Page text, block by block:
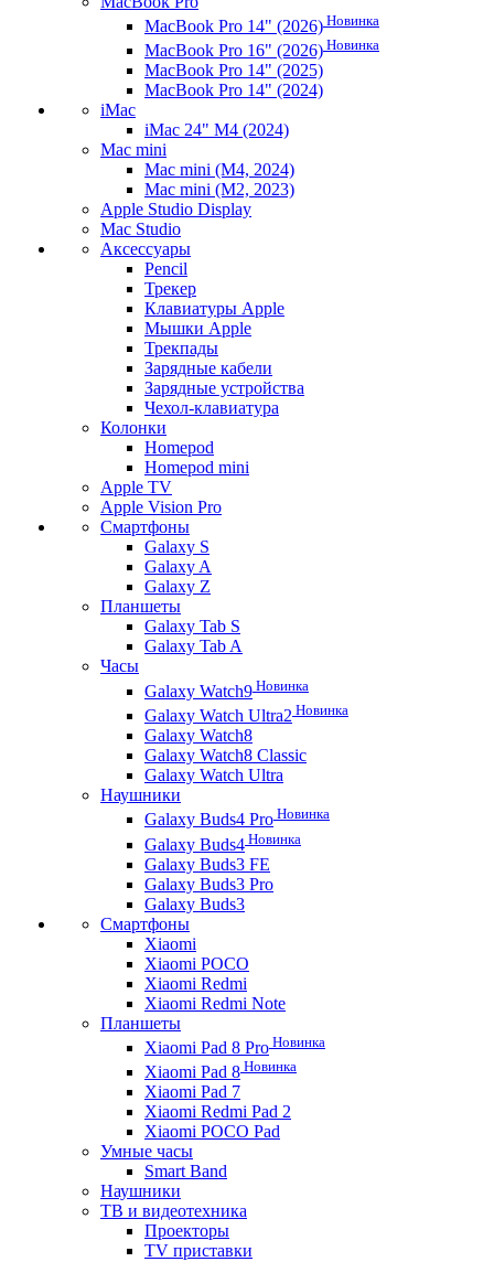
MacBook Pro 14" (2026) Новинка
MacBook Pro 16" (2026) Новинка
MacBook Pro 14" (2025)
MacBook Pro 14" (2024)
iMac
iMac 24" M4 (2024)
Mac mini
Mac mini (M4, 2024)
Mac mini (M2, 2023)
Apple Studio Display
Mac Studio
Аксессуары
Pencil
Трекер
Клавиатуры Apple
Мышки Apple
Трекпады
Зарядные кабели
Зарядные устройства
Чехол-клавиатура
Колонки
Homepod
Homepod mini
Apple TV
Apple Vision Pro
Смартфоны
Galaxy S
Galaxy A
Galaxy Z
Планшеты
Galaxy Tab S
Galaxy Tab A
Часы
Galaxy Watch9 Новинка
Galaxy Watch Ultra2 Новинка
Galaxy Watch8
Galaxy Watch8 Classic
Galaxy Watch Ultra
Наушники
Galaxy Buds4 Pro Новинка
Galaxy Buds4 Новинка
Galaxy Buds3 FE
Galaxy Buds3 Pro
Galaxy Buds3
Смартфоны
Xiaomi
Xiaomi POCO
Xiaomi Redmi
Xiaomi Redmi Note
Планшеты
Xiaomi Pad 8 Pro Новинка
Xiaomi Pad 8 Новинка
Xiaomi Pad 7
Xiaomi Redmi Pad 2
Xiaomi POCO Pad
Умные часы
Smart Band
Наушники
ТВ и видеотехника
Проекторы
TV приставки